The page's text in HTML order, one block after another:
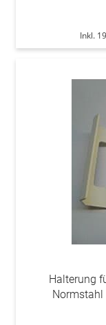
Inkl.
Halterung
Normstahl